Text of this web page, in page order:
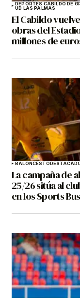
DEPORTES CABILDO DE
UD LAS PALMAS
El Cabildo
obras del
millones de
BALONCESTO
La campaña de
25/26 sitúa al
en los Sports